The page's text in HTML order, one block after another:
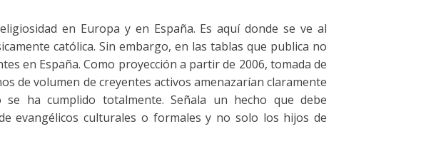
en Europa y en España. Es aquí donde se ve al
católica. Sin embargo, en las tablas que publica no
en España. Como proyección a partir de 2006, tomada de
de volumen de creyentes activos amenazarían claramente
ha cumplido totalmente. Señala un hecho que debe
evangélicos culturales o formales y no solo los hijos de